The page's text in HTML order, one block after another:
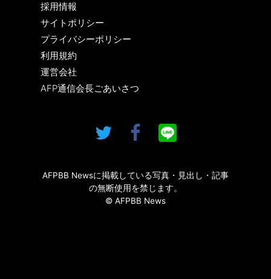
採用情報
サイトポリシー
プライバシーポリシー
利用規約
運営会社
AFP通信会長ごあいさつ
AFPBB Newsに掲載している写真・見出し・記事
の無断使用を禁じます。
© AFPBB News